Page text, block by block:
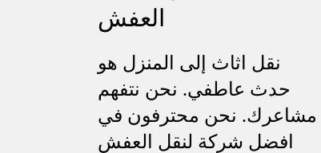
العفش
نقل اثاث إلى المنزل هو
حدث عاطفي. نحن نتفهم
مشاعرك. نحن محترفون في
افضل شركة لنقل العفش